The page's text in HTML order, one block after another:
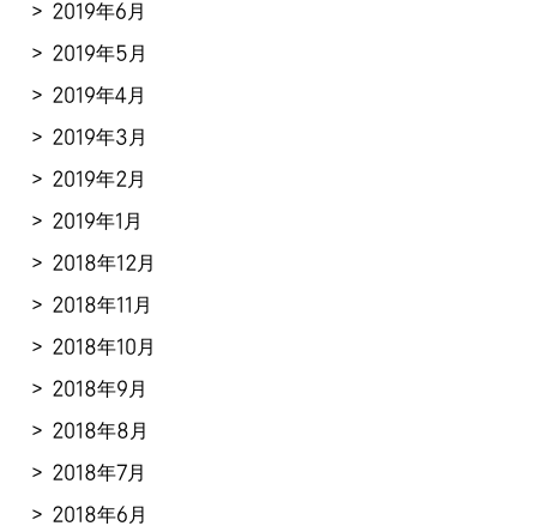
2019年6月
2019年5月
2019年4月
2019年3月
2019年2月
2019年1月
2018年12月
2018年11月
2018年10月
2018年9月
2018年8月
2018年7月
2018年6月